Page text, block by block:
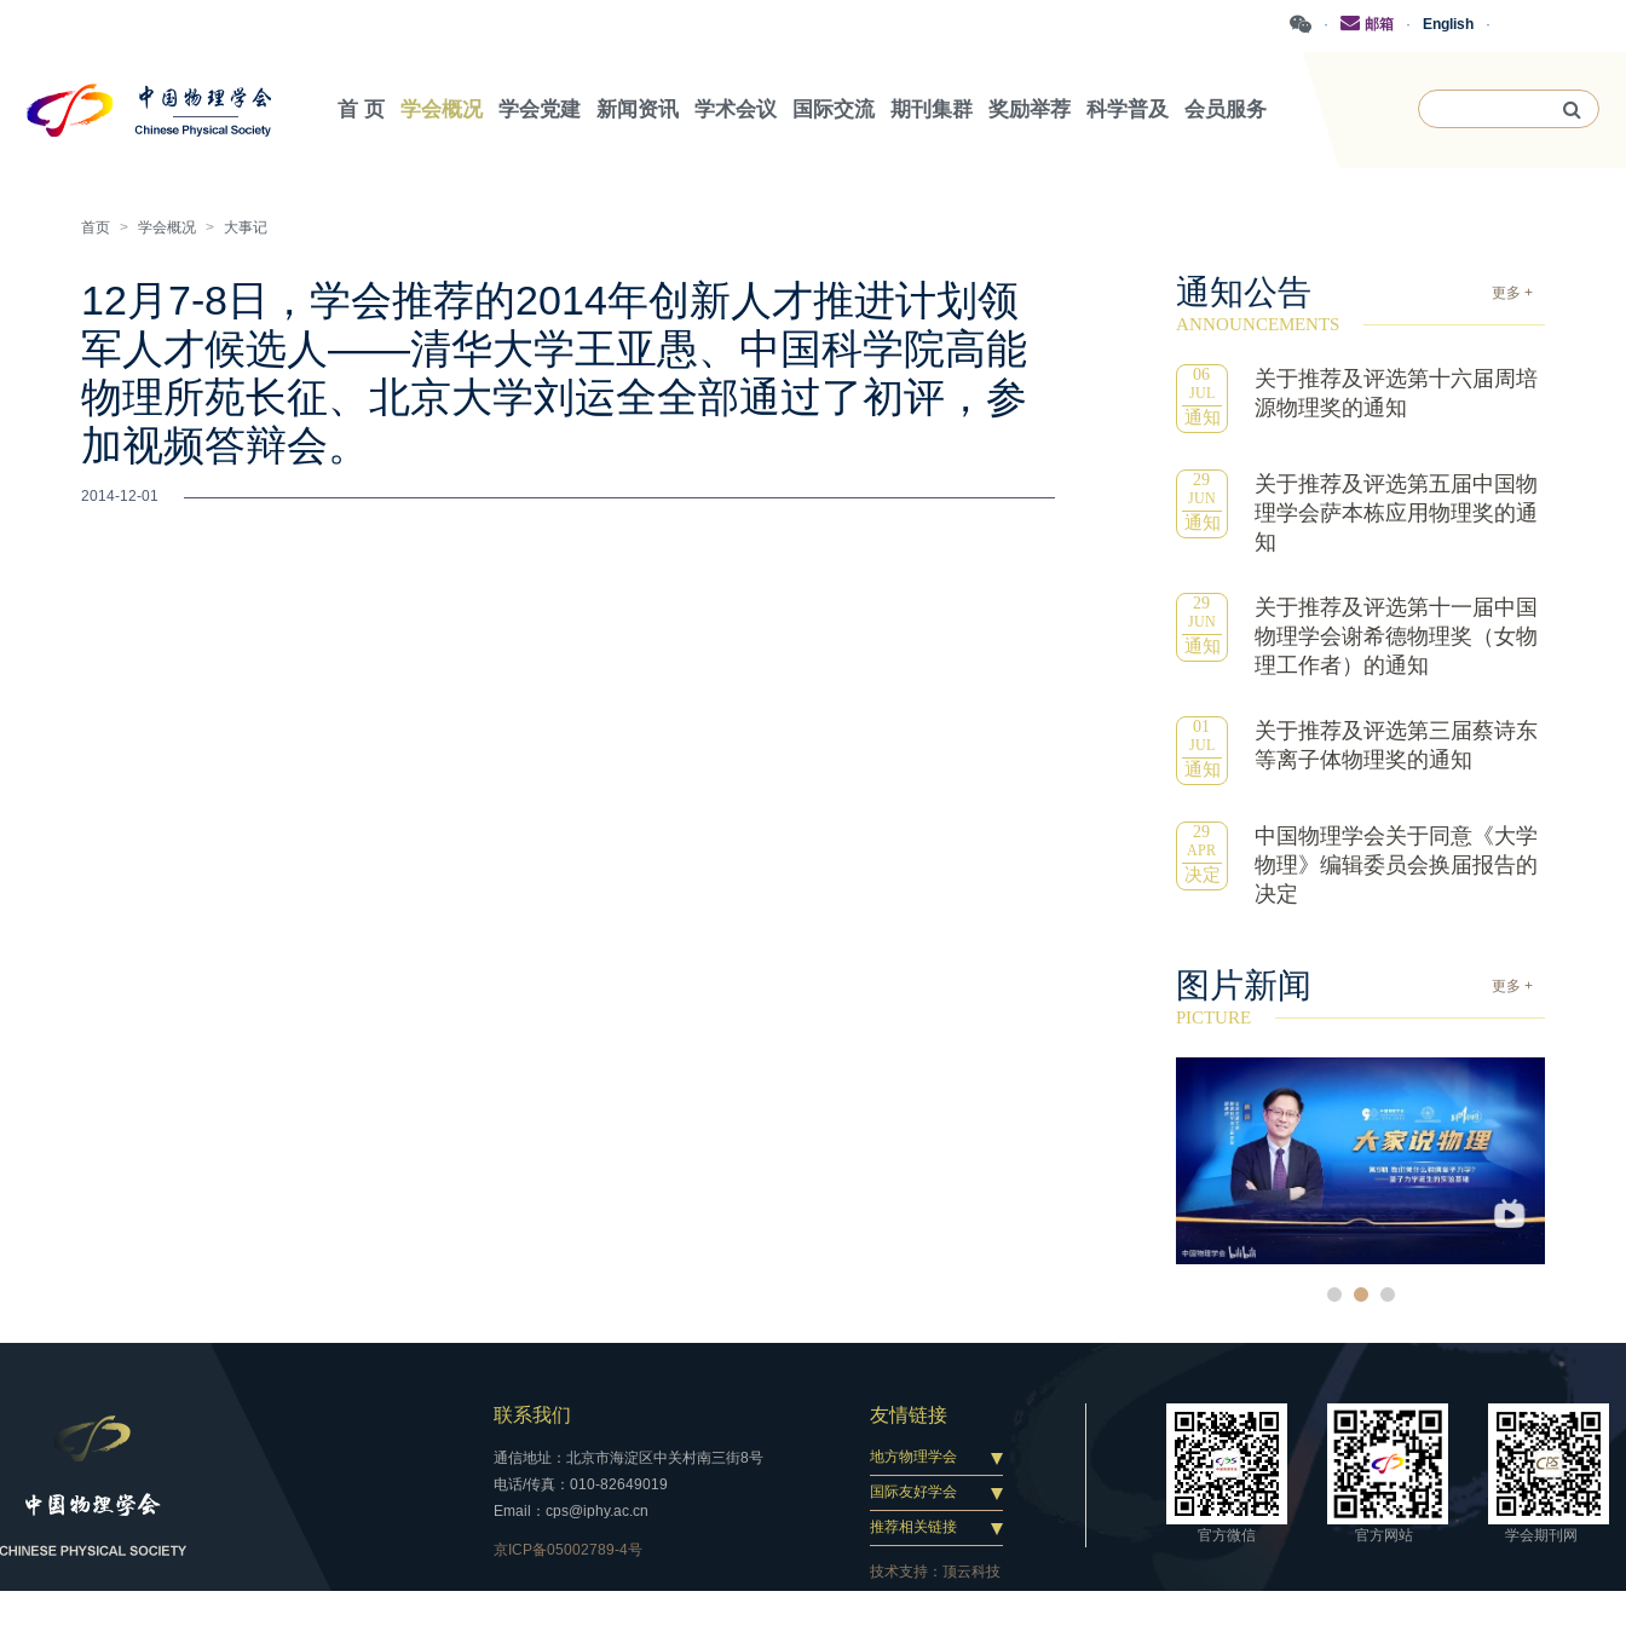
·
English
·
邮箱
·
首 页 学会概况 学会党建 新闻资讯 学术会议 国际交流 期刊集群 奖励举荐 科学普及 会员服务
首页 > 学会概况 > 大事记
12月7-8日，学会推荐的2014年创新人才推进计划领
军人才候选人——清华大学王亚愚、中国科学院高能
物理所苑长征、北京大学刘运全全部通过了初评，参
加视频答辩会。
2014-12-01
通知公告 更多 +
ANNOUNCEMENTS
06
JUL
通知
关于推荐及评选第十六届周培
源物理奖的通知
29
JUN
通知
关于推荐及评选第五届中国物
理学会萨本栋应用物理奖的通
知
29
JUN
通知
关于推荐及评选第十一届中国
物理学会谢希德物理奖（女物
理工作者）的通知
01
JUL
通知
关于推荐及评选第三届蔡诗东
等离子体物理奖的通知
29
APR
决定
中国物理学会关于同意《大学
物理》编辑委员会换届报告的
决定
更多 +
图片新闻
PICTURE
官方微信 官方网站 学会期刊网
联系我们
通信地址：北京市海淀区中关村南三街8号
电话/传真：010-82649019
Email：cps@iphy.ac.cn
京ICP备05002789-4号
友情链接
地方物理学会
国际友好学会
推荐相关链接
技术支持： 顶云科技